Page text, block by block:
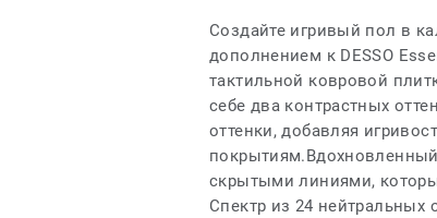
Создайте игривый пол в
дополнением к DESSO
тактильной ковровой
себе два контрастных
оттенки, добавляя
скрытыми линиями,
Спектр из 24 нейтральных